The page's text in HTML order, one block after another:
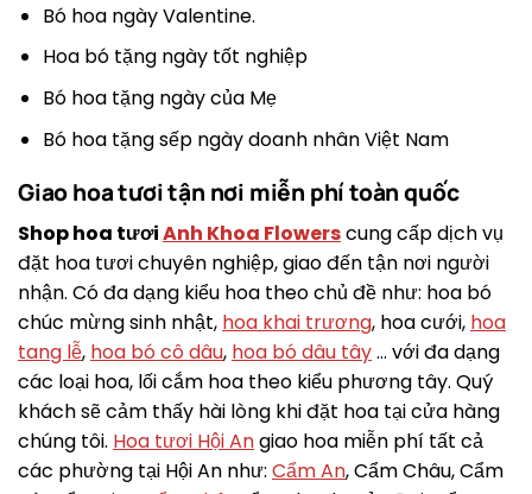
Bó hoa ngày Valentine.
Hoa bó tặng ngày tốt nghiệp
Bó hoa tặng ngày của Mẹ
Bó hoa tặng sếp ngày doanh nhân Việt Nam
Giao hoa tươi tận nơi miễn phí toàn quốc
Shop hoa tươiAnh Khoa Flowerscung cấp dịch vụ
đặt hoa tươi chuyên nghiệp, giao đến tận nơi người
nhận. Có đa dạng kiểu hoa theo chủ đề như: hoa bó
chúc mừng sinh nhật, hoa khai trương, hoa cưới, hoa
tang lễ, hoa bó cô dâu, hoa bó dâu tây… với đa dạng
các loại hoa, lối cắm hoa theo kiểu phương tây. Quý
khách sẽ cảm thấy hài lòng khi đặt hoa tại cửa hàng
chúng tôi. Hoa tươi Hội Angiao hoa miễn phí tất cả
các phường tại Hội An như: Cẩm An, Cẩm Châu, Cẩm